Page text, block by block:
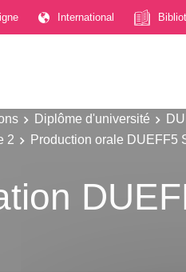
International
Diplôme d'université
2
Production orale DUEFF5